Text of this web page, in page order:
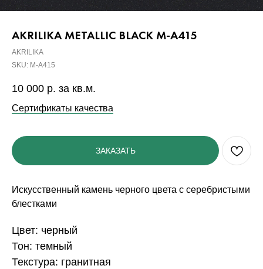
AKRILIKA METALLIC BLACK M-A415
AKRILIKA
SKU: M-A415
10 000 р. за кв.м.
Сертификаты качества
ЗАКАЗАТЬ
Искусственный камень черного цвета с серебристыми
блестками
Цвет: черный
Тон: темный
Текстура: гранитная